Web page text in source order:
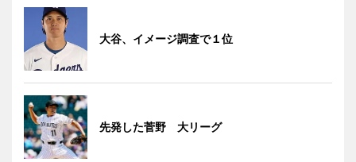
大谷、イメージ調査で１位
先発した菅野 大リーグ